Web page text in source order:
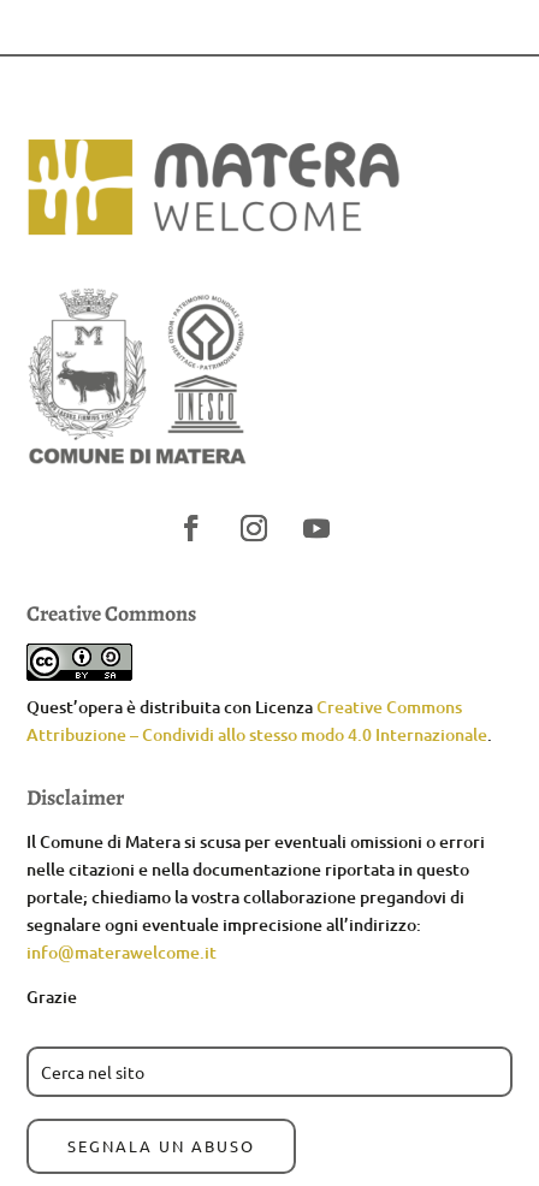
Creative Commons
Quest’opera è distribuita con LicenzaCreative Commons
Attribuzione – Condividi allo stesso modo 4.0 Internazionale.
Disclaimer
Il Comune di Matera si scusa per eventuali omissioni o errori
nelle citazioni e nella documentazione riportata in questo
portale; chiediamo la vostra collaborazione pregandovi di
segnalare ogni eventuale imprecisione all’indirizzo:
info@materawelcome.it
Grazie
SEGNALA UN ABUSO